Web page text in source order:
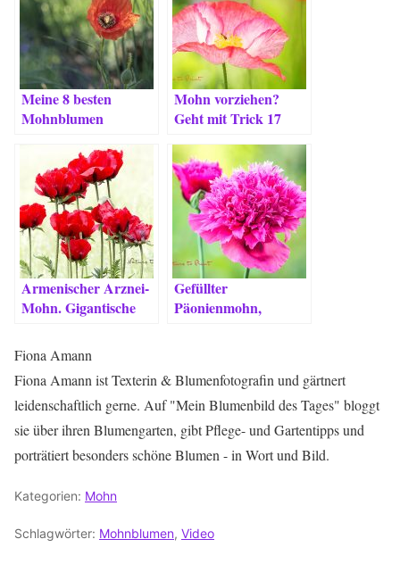
Meine 8 besten
Mohnblumen
Mohn vorziehen?
Geht mit Trick 17
Armenischer Arznei-
Mohn. Gigantische
kurze Zeit.
Gefüllter
Päonienmohn,
Fiona Amann
Fiona Amann ist Texterin & Blumenfotografin und gärtnert
leidenschaftlich gerne. Auf "Mein Blumenbild des Tages" bloggt
sie über ihren Blumengarten, gibt Pflege- und Gartentipps und
porträtiert besonders schöne Blumen - in Wort und Bild.
Kategorien: Mohn
Schlagwörter: Mohnblumen, Video